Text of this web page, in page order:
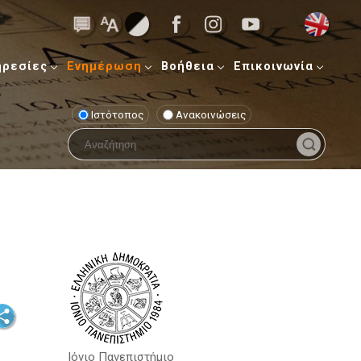
Ενημέρωση Βοήθεια Επικοινωνία
Ιστότοπος Ανακοινώσεις
Ιόνιο Πανεπιστήμιο